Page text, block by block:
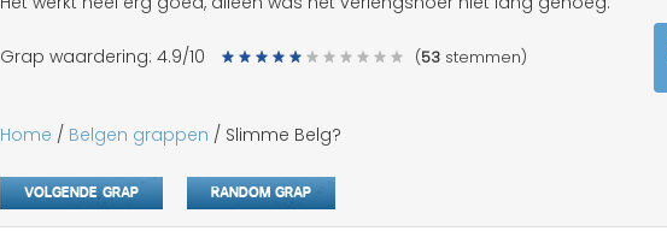
Grap waardering: 4.9/10 (53 stemmen)
Home / Belgen grappen / Slimme Belg?
Volgende grap Random grap